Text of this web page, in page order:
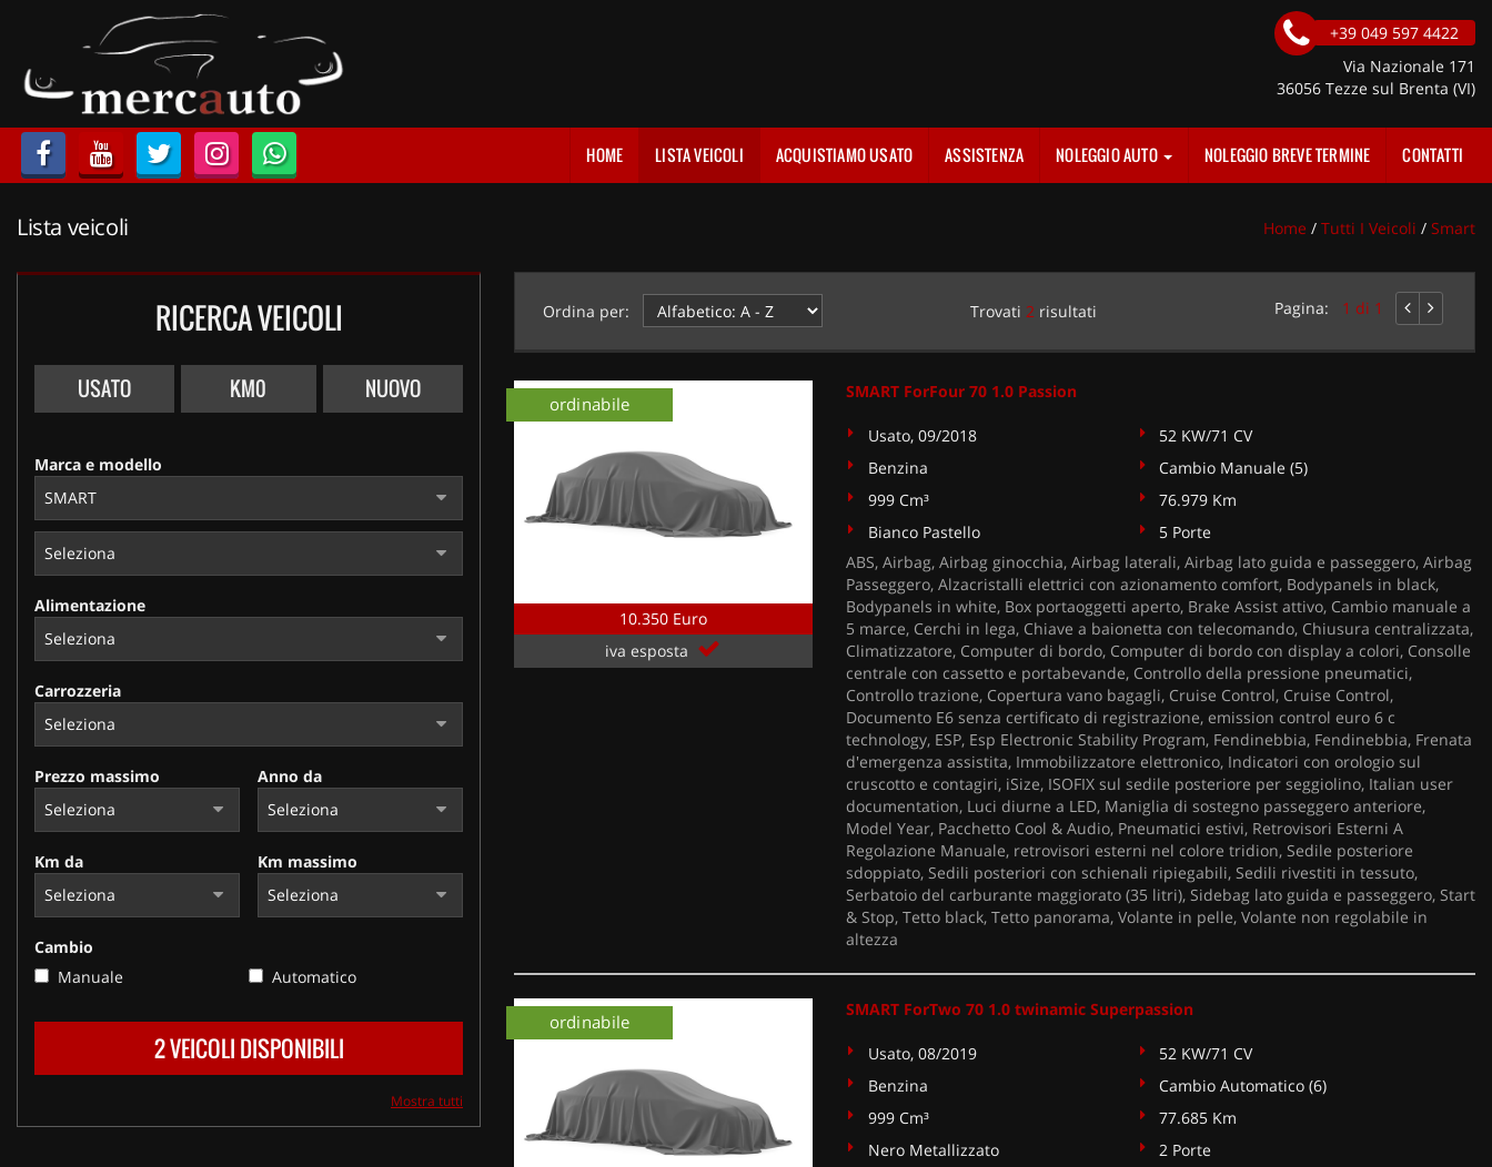
LISTA VEICOLI
ACQUISTIAMO USATO
ASSISTENZA
NOLEGGIO BREVE TERMINE
CONTATTI
+39 049 597 4422
Via Nazionale 171
36056 Tezze sul Brenta (VI)
HOME LISTA VEICOLI ACQUISTIAMO USATO ASSISTENZA NOLEGGIO AUTO NOLEGGIO BREVE TERMINE CONTATTI
Lista veicoli Home / Tutti I Veicoli / Smart
RICERCA VEICOLI
USATO KM0 NUOVO
Marca e modello
Alimentazione
Carrozzeria
Prezzo massimo Anno da
Km da Km massimo
Cambio
Manuale
Automatico
2 VEICOLI DISPONIBILI
Mostra tutti
Ordina per: Trovati2 risultati Pagina: 1 di 1
10.350 Euro
iva esposta
ordinabile
SMART ForFour 70 1.0 Passion
Usato, 09/2018
52 KW/71 CV
Benzina
Cambio Manuale (5)
999 Cm³
76.979 Km
Bianco Pastello
5 Porte
ABS, Airbag, Airbag ginocchia, Airbag laterali, Airbag lato guida e passeggero, Airbag
Passeggero, Alzacristalli elettrici con azionamento comfort, Bodypanels in black,
Bodypanels in white, Box portaoggetti aperto, Brake Assist attivo, Cambio manuale a
5 marce, Cerchi in lega, Chiave a baionetta con telecomando, Chiusura centralizzata,
Climatizzatore, Computer di bordo, Computer di bordo con display a colori, Consolle
centrale con cassetto e portabevande, Controllo della pressione pneumatici,
Controllo trazione, Copertura vano bagagli, Cruise Control, Cruise Control,
Documento E6 senza certificato di registrazione, emission control euro 6 c
technology, ESP, Esp Electronic Stability Program, Fendinebbia, Fendinebbia, Frenata
d'emergenza assistita, Immobilizzatore elettronico, Indicatori con orologio sul
cruscotto e contagiri, iSize, ISOFIX sul sedile posteriore per seggiolino, Italian user
documentation, Luci diurne a LED, Maniglia di sostegno passeggero anteriore,
Model Year, Pacchetto Cool & Audio, Pneumatici estivi, Retrovisori Esterni A
Regolazione Manuale, retrovisori esterni nel colore tridion, Sedile posteriore
sdoppiato, Sedili posteriori con schienali ripiegabili, Sedili rivestiti in tessuto,
Serbatoio del carburante maggiorato (35 litri), Sidebag lato guida e passeggero, Start
& Stop, Tetto black, Tetto panorama, Volante in pelle, Volante non regolabile in
altezza
ordinabile
SMART ForTwo 70 1.0 twinamic Superpassion
Usato, 08/2019
52 KW/71 CV
Benzina
Cambio Automatico (6)
999 Cm³
77.685 Km
Nero Metallizzato
2 Porte